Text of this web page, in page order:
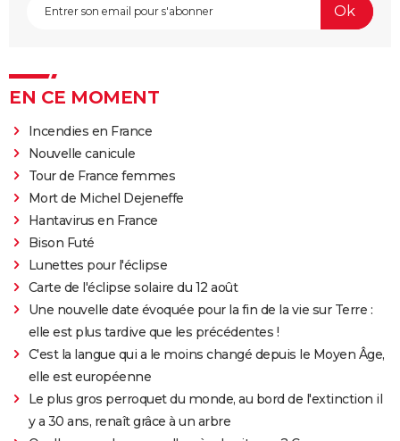
EN CE MOMENT
Incendies en France
Nouvelle canicule
Tour de France femmes
Mort de Michel Dejeneffe
Hantavirus en France
Bison Futé
Lunettes pour l'éclipse
Carte de l'éclipse solaire du 12 août
Une nouvelle date évoquée pour la fin de la vie sur Terre :
elle est plus tardive que les précédentes !
C'est la langue qui a le moins changé depuis le Moyen Âge,
elle est européenne
Le plus gros perroquet du monde, au bord de l'extinction il
y a 30 ans, renaît grâce à un arbre